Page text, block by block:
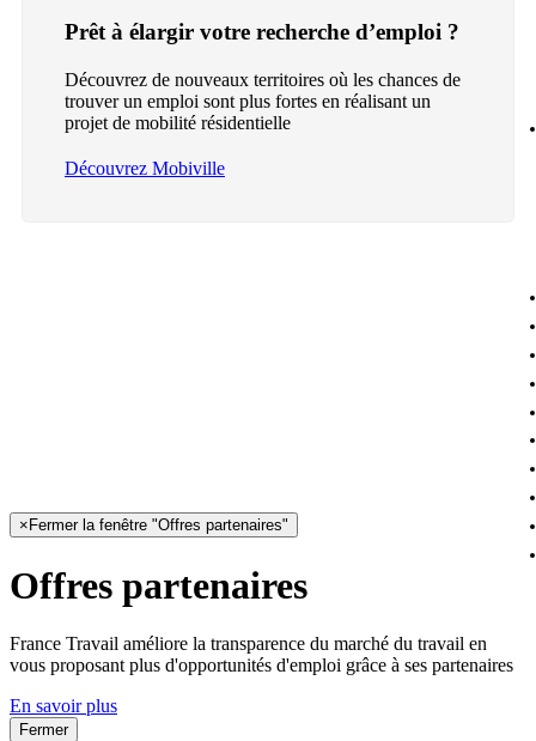
Prêt à élargir votre recherche d’emploi ?
Découvrez de nouveaux territoires où les chances de
trouver un emploi sont plus fortes en réalisant un
projet de mobilité résidentielle
Découvrez Mobiville
× Fermer la fenêtre "Offres partenaires"
Offres partenaires
France Travail améliore la transparence du marché du travail en
vous proposant plus d'opportunités d'emploi grâce à ses partenaires
En savoir plus
Fermer